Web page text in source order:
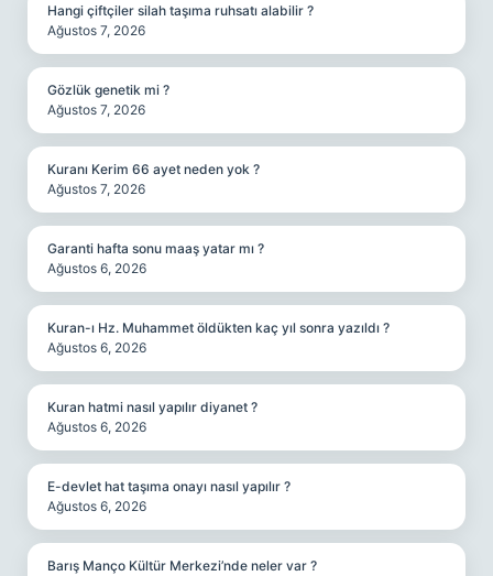
Hangi çiftçiler silah taşıma ruhsatı alabilir ?
Ağustos 7, 2026
Gözlük genetik mi ?
Ağustos 7, 2026
Kuranı Kerim 66 ayet neden yok ?
Ağustos 7, 2026
Garanti hafta sonu maaş yatar mı ?
Ağustos 6, 2026
Kuran-ı Hz. Muhammet öldükten kaç yıl sonra yazıldı ?
Ağustos 6, 2026
Kuran hatmi nasıl yapılır diyanet ?
Ağustos 6, 2026
E-devlet hat taşıma onayı nasıl yapılır ?
Ağustos 6, 2026
Barış Manço Kültür Merkezi’nde neler var ?